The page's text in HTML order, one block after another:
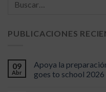
PUBLICACIONES
09
Abr
Apoya la
goes to school 2026